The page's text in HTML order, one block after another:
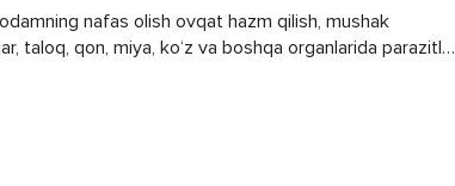
nafas olish ovqat hazm qilish, mushak
taloq, qon, miya, ko‘z va boshqa organlarida parazitlik